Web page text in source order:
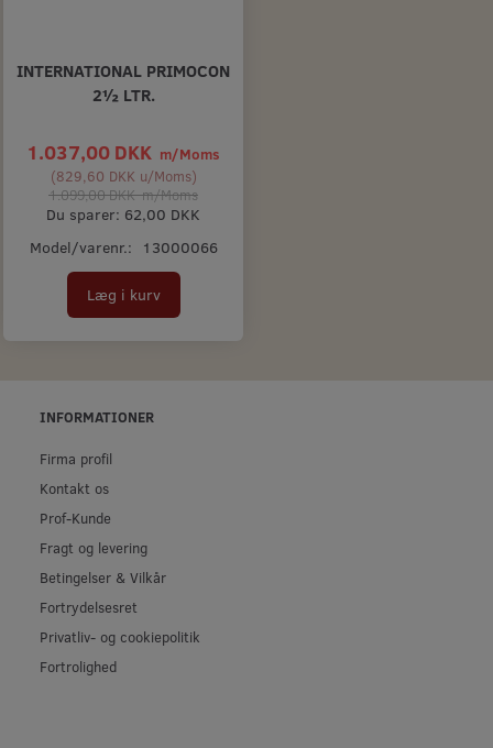
INTERNATIONAL PRIMOCON
2½ LTR.
1.037,00 DKK m/Moms
(829,60 DKK u/Moms)
1.099,00 DKKm/Moms
Du sparer: 62,00 DKK
Model/varenr.:
13000066
Læg i kurv
INFORMATIONER
Firma profil
Kontakt os
Prof-Kunde
Fragt og levering
Betingelser & Vilkår
Fortrydelsesret
Privatliv- og cookiepolitik
Fortrolighed